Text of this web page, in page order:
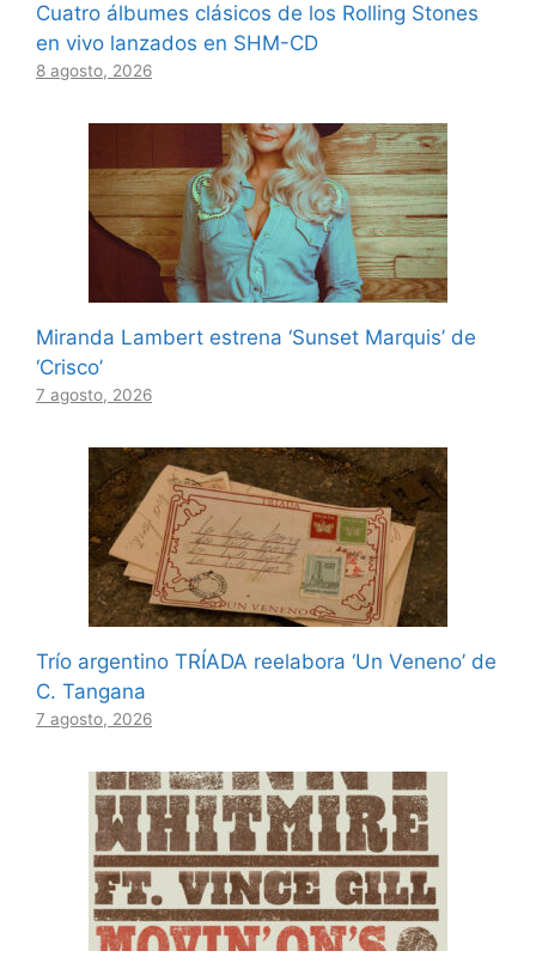
Cuatro álbumes clásicos de los Rolling Stones
en vivo lanzados en SHM-CD
8 agosto, 2026
Miranda Lambert estrena ‘Sunset Marquis’ de
‘Crisco’
7 agosto, 2026
Trío argentino TRÍADA reelabora ‘Un Veneno’ de
C. Tangana
7 agosto, 2026